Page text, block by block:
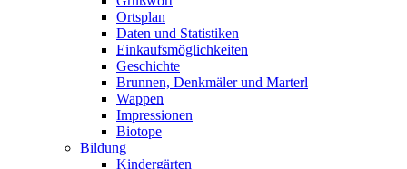
Ortsplan
Daten und Statistiken
Einkaufsmöglichkeiten
Geschichte
Brunnen, Denkmäler und Marterl
Wappen
Impressionen
Biotope
Bildung
Kindergärten